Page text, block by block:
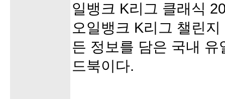
일뱅크 K리그 클래식
오일뱅크 K리그 챌린
든 정보를 담은 국내
드북이다.